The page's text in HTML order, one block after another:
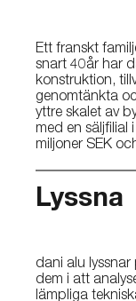
Ett franskt
snart 40år har
konstruktion,
genomtänkta
yttre skalet av
med en säljfilial
miljoner SEK
Lyssna
dani alu
dem i att
lämpliga